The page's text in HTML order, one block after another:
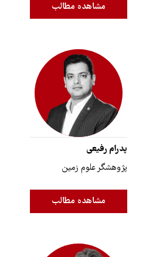
مشاهده مطالب
پدرام رفیعی
پژوهشگر علوم زمین
مشاهده مطالب